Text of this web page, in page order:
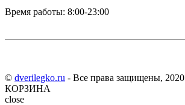
Время работы: 8:00-23:00
© dverilegko.ru - Все права защищены, 2020
КОРЗИНА
close